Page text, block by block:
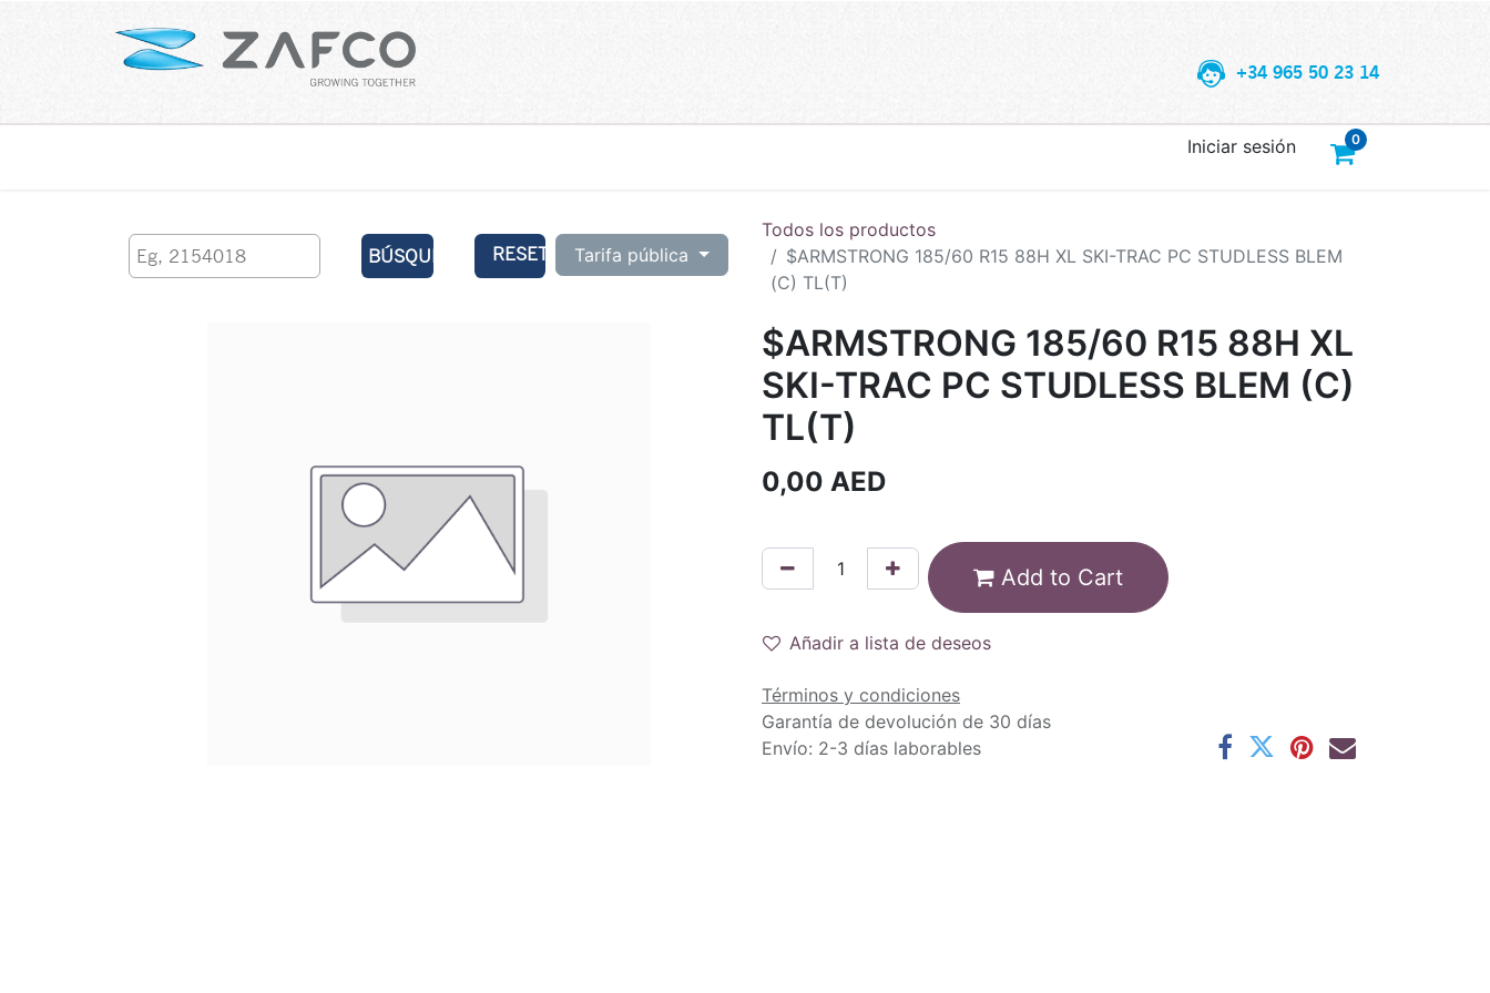
+34 965 50 23 14
0
Iniciar sesión
BÚSQUEDA RESET Tarifa pública
Todos los productos
$ARMSTRONG 185/60 R15 88H XL SKI-TRAC PC STUDLESS BLEM
(C) TL(T)
$ARMSTRONG 185/60 R15 88H XL
SKI-TRAC PC STUDLESS BLEM (C)
TL(T)
0,00 AED
Add to Cart
Añadir a lista de deseos
Términos y condiciones
Garantía de devolución de 30 días
Envío: 2-3 días laborables